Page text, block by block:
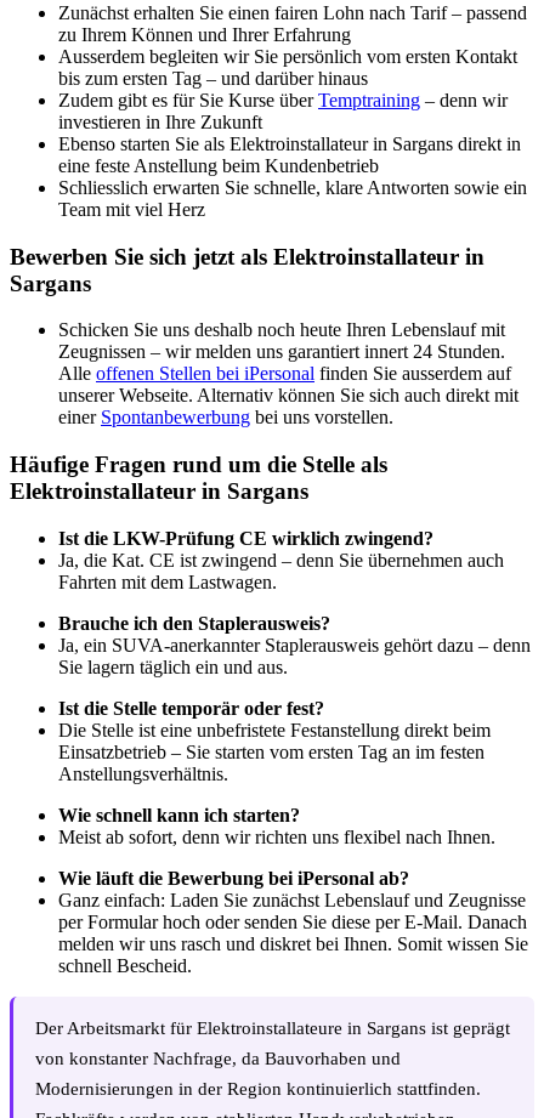
Zunächst erhalten Sie einen fairen Lohn nach Tarif – passend
zu Ihrem Können und Ihrer Erfahrung
Ausserdem begleiten wir Sie persönlich vom ersten Kontakt
bis zum ersten Tag – und darüber hinaus
Zudem gibt es für Sie Kurse überTemptraining – denn wir
investieren in Ihre Zukunft
Ebenso starten Sie als Elektroinstallateur in Sargans direkt in
eine feste Anstellung beim Kundenbetrieb
Schliesslich erwarten Sie schnelle, klare Antworten sowie ein
Team mit viel Herz
Bewerben Sie sich jetzt als Elektroinstallateur in
Sargans
Schicken Sie uns deshalb noch heute Ihren Lebenslauf mit
Zeugnissen – wir melden uns garantiert innert 24 Stunden.
Alle offenen Stellen bei iPersonal finden Sie ausserdem auf
unserer Webseite. Alternativ können Sie sich auch direkt mit
einer Spontanbewerbung bei uns vorstellen.
Häufige Fragen rund um die Stelle als
Elektroinstallateur in Sargans
Ist die LKW-Prüfung CE wirklich zwingend?
Ja, die Kat. CE ist zwingend – denn Sie übernehmen auch
Fahrten mit dem Lastwagen.
Brauche ich den Staplerausweis?
Ja, ein SUVA-anerkannter Staplerausweis gehört dazu – denn
Sie lagern täglich ein und aus.
Ist die Stelle temporär oder fest?
Die Stelle ist eine unbefristete Festanstellung direkt beim
Einsatzbetrieb – Sie starten vom ersten Tag an im festen
Anstellungsverhältnis.
Wie schnell kann ich starten?
Meist ab sofort, denn wir richten uns flexibel nach Ihnen.
Wie läuft die Bewerbung bei iPersonal ab?
Ganz einfach: Laden Sie zunächst Lebenslauf und Zeugnisse
per Formular hoch oder senden Sie diese per E-Mail. Danach
melden wir uns rasch und diskret bei Ihnen. Somit wissen Sie
schnell Bescheid.
Der Arbeitsmarkt für Elektroinstallateure in Sargans ist geprägt
von konstanter Nachfrage, da Bauvorhaben und
Modernisierungen in der Region kontinuierlich stattfinden.